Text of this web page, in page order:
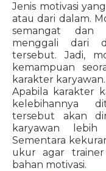
Jenis motivasi
atau dari dalam.
semangat dan
menggali dari
tersebut. Jadi,
kemampuan
karakter karyawan.
Apabila karakter
kelebihannya
tersebut akan
karyawan
Sementara
ukur agar trainer
bahan motivasi.